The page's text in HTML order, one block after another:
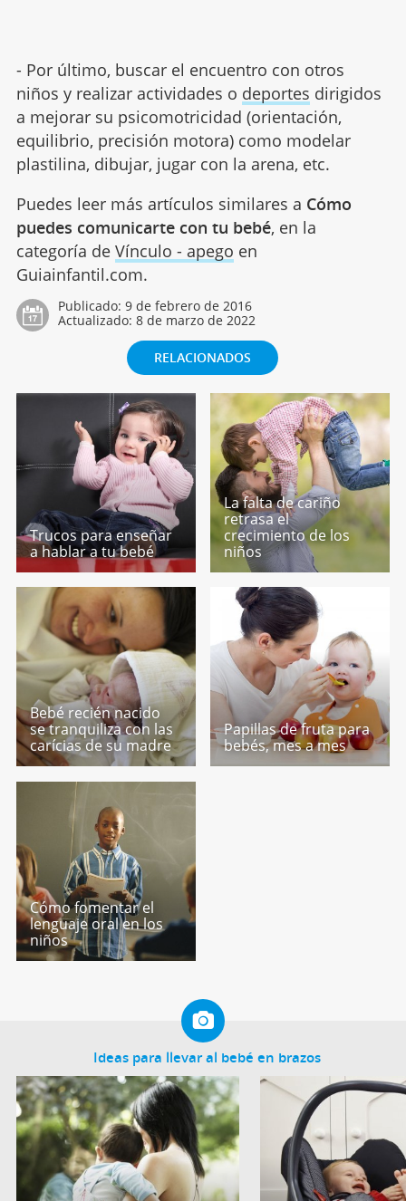
- Por último, buscar el encuentro con otros
niños y realizar actividades o deportes dirigidos
a mejorar su psicomotricidad (orientación,
equilibrio, precisión motora) como modelar
plastilina, dibujar, jugar con la arena, etc.
Puedes leer más artículos similares a Cómo
puedes comunicarte con tu bebé, en la
categoría de Vínculo - apego en
Guiainfantil.com.
Publicado: 9 de febrero de 2016
Actualizado: 8 de marzo de 2022
RELACIONADOS
Trucos para enseñar
a hablar a tu bebé
La falta de cariño
retrasa el
crecimiento de los
niños
Bebé recién nacido
se tranquiliza con las
carícias de su madre
Papillas de fruta para
bebés, mes a mes
Cómo fomentar el
lenguaje oral en los
niños
Ideas para llevar al bebé en brazos